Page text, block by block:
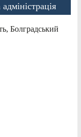
Болградський